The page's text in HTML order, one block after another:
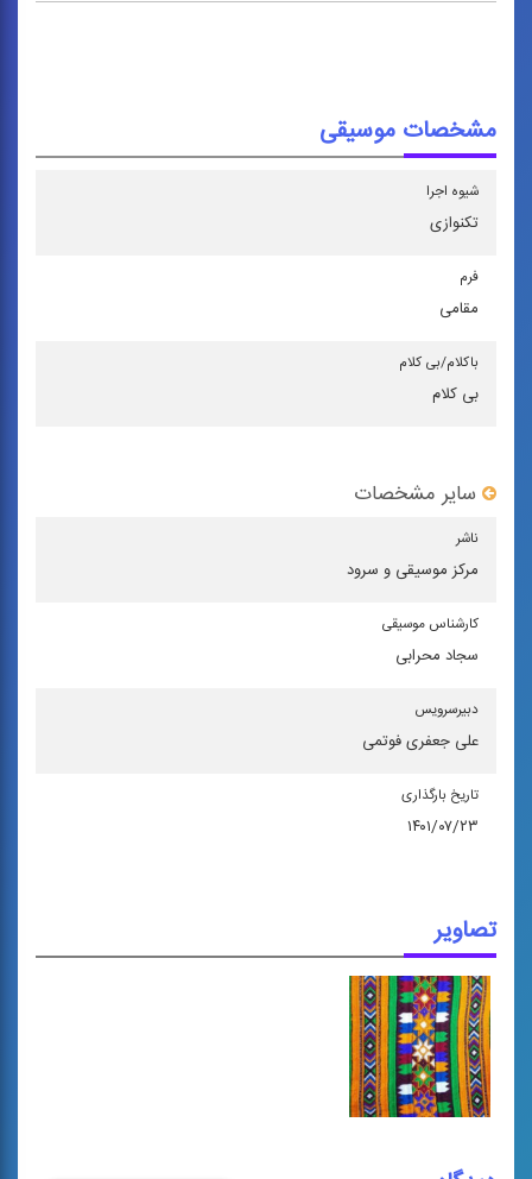
مشخصات موسیقی
شیوه اجرا
تكنوازی
فرم
مقامی
باكلام/بی كلام
بی کلام
سایر مشخصات
ناشر
مركز موسیقی و سرود
كارشناس موسیقی
سجاد محرابی
دبیرسرویس
علی جعفری فوتمی
تاریخ بارگذاری
۱۴۰۱/۰۷/۲۳
تصاویر